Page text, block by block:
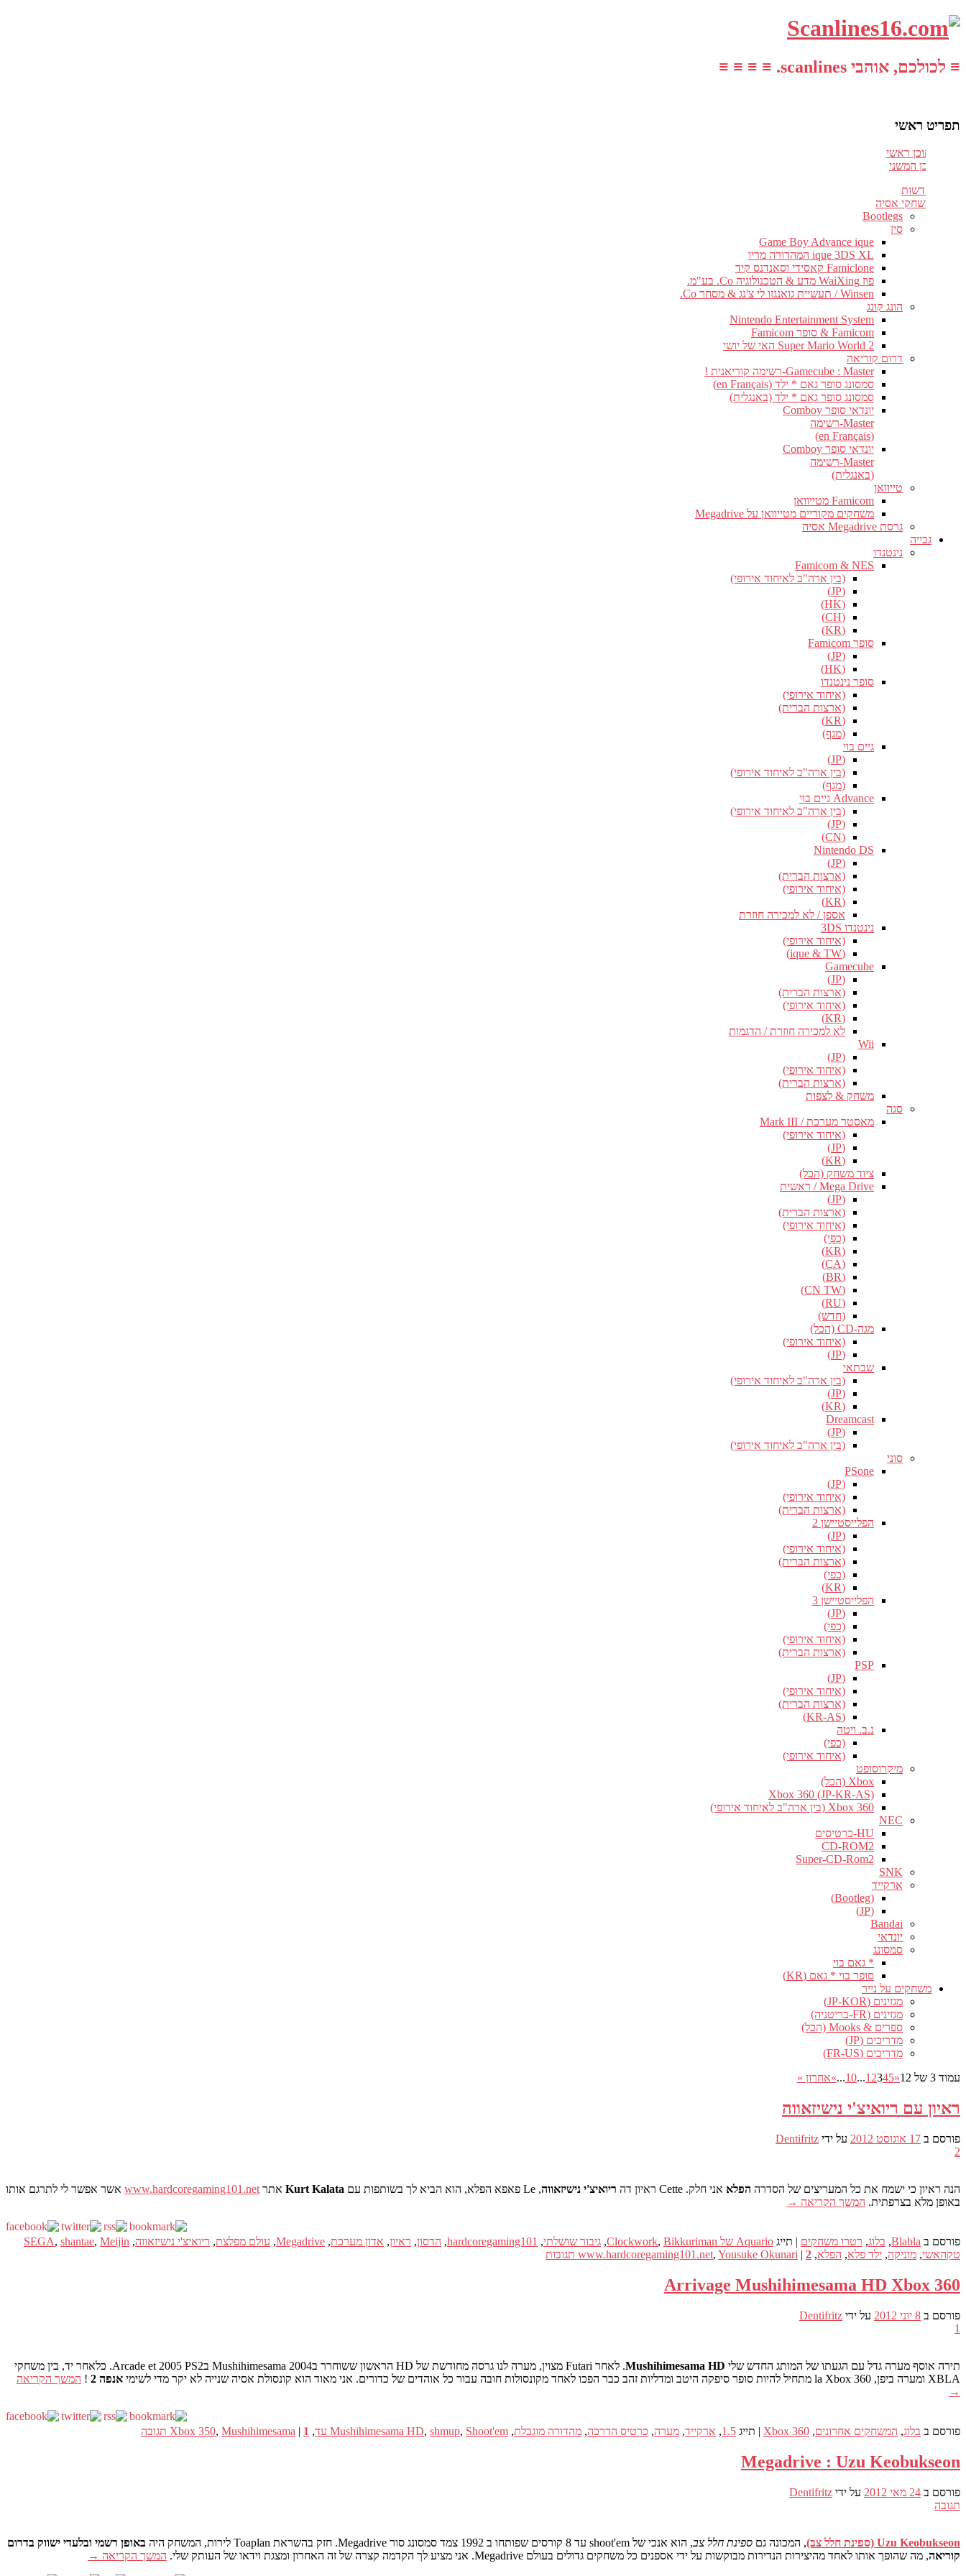
≡ לכולכם, אוהבי scanlines. ≡ ≡ ≡ ≡
תפריט ראשי
עבור לתוכן ראשי
דלג לתוכן המשני
חדשות
משחקי אסיה
Bootlegs
סין
Game Boy Advance ique
ique 3DS XL המהדורה מריו
Famiclone קאסידי וסאנדנס קיד
פוז WaiXing מדע & הטכנולוגיה Co. בע"מ.
Winsen / תעשיית גואנגזו לי צ'נג & מסחר Co.
הונג קונג
Nintendo Entertainment System
Famicom & סופר Famicom
Super Mario World 2 האי של יושי
דרום קוריאה
Gamecube : Master-רשימה קוריאנית !
סמסונג סופר גאם * ילד (en Français)
סמסונג סופר גאם * ילד (באנגלית)
יונדאי סופר Comboy
Master-רשימה
(en Français)
יונדאי סופר Comboy
Master-רשימה
(באנגלית)
טייוואן
Famicom מטייוואן
משחקים מקוריים מטייוואן על Megadrive
גרסת Megadrive אסיה
גבייה
נינטנדו
Famicom & NES
(בין ארה"ב לאיחוד אירופי)
(JP)
(HK)
(CH)
(KR)
סופר Famicom
(JP)
(HK)
סופר נינטנדו
(איחוד אירופי)
(ארצות הברית)
(KR)
(מגף)
גיים בוי
(JP)
(בין ארה"ב לאיחוד אירופי)
(מגף)
Advance גיים בוי
(בין ארה"ב לאיחוד אירופי)
(JP)
(CN)
Nintendo DS
(JP)
(ארצות הברית)
(איחוד אירופי)
(KR)
אספן / לא למכירה חוזרת
נינטנדו 3DS
(איחוד אירופי)
(ique & TW)
Gamecube
(JP)
(ארצות הברית)
(איחוד אירופי)
(KR)
לא למכירה חוזרת / הדגמות
Wii
(JP)
(איחוד אירופי)
(ארצות הברית)
משחק & לצפות
סגה
מאסטר מערכת / Mark III
(איחוד אירופי)
(JP)
(KR)
ציוד משחק (הכל)
Mega Drive / ראשית
(JP)
(ארצות הברית)
(איחוד אירופי)
(כפי)
(KR)
(CA)
(BR)
(CN TW)
(RU)
(חדש)
מגה-CD (הכל)
(איחוד אירופי)
(JP)
שבתאי
(בין ארה"ב לאיחוד אירופי)
(JP)
(KR)
Dreamcast
(JP)
(בין ארה"ב לאיחוד אירופי)
סוני
PSone
(JP)
(איחוד אירופי)
(ארצות הברית)
הפלייסטיישן 2
(JP)
(איחוד אירופי)
(ארצות הברית)
(כפי)
(KR)
הפלייסטיישן 3
(JP)
(כפי)
(איחוד אירופי)
(ארצות הברית)
PSP
(JP)
(איחוד אירופי)
(ארצות הברית)
(KR-AS)
נ.ב. ויטה
(כפי)
(איחוד אירופי)
מיקרוסופט
Xbox (הכל)
Xbox 360 (JP-KR-AS)
Xbox 360 (בין ארה"ב לאיחוד אירופי)
NEC
HU-כרטיסים
CD-ROM2
Super-CD-Rom2
SNK
ארקייד
(Bootleg)
(JP)
Bandai
יונדאי
סמסונג
* גאם בוי
סופר בוי * גאם (KR)
משחקים על נייר
מגזינים (JP-KOR)
מגזינים (FR-בריטניה)
ספרים & Mooks (הכל)
מדריכים (JP)
מדריכים (FR-US)
עמוד 3 של 12
«
1 2345
...
10
...
»אחרון »
ראיון עם ריואיצ'י נישיזאווה
פורסם ב 17 אוגוסט 2012 על ידי Dentifritz
2
הנה ראיון כי ישמח את כל המעריצים של הסדרה הפלא אני חלק. Cette ראיון דה ריואיצ'י נישיזאווה, Le פאפא הפלא, הוא הביא לך בשותפות עם Kurt Kalata אתר www.hardcoregaming101.net אשר אפשר לי לתרגם אותו
באופן מלא בצרפתית. המשך הקריאה →
פורסם ב Blabla
, בלוג, רטרו משחקים | תייג Aquario של Clockwork , Bikkuriman
, גיבור שושלתי,
hardcoregaming101
, הדסון, ראיון, אדון מערכת,
Megadrive
, עולם מפלצת, ריואיצ'י נישיזאווה,
SEGA, shantae, Meijin
טקהאשי, מוניקה, ילד פלא, הפלא,
www.hardcoregaming101.net, Yousuke Okunari | 2 תגובות
Arrivage Mushihimesama HD Xbox 360
פורסם ב 8 יוני 2012 על ידי Dentifritz
1
תירה אוסף מערה גדל עם הגעתו של המותג החדש שלי Mushihimesama HD
. לאחר Futari מצוין, מערה לנו גרסה מחודשת של HD הראשון ששוחרר בMushihimesama 2004 בArcade et 2005 PS2. כלאחר יד, בין משחקי
XBLA ומערה ביפן, la Xbox 360 מתחיל להיות סופר סיפקה היטב ומדליות זהב כבר הפכו לאחד מקונסולות חובה עבור כל אוהדים של כדורים. אני מאוד הוא קונסולת אסיה שנייה לא יקר מדי לשימי
אנפה 2 ! המשך הקריאה
→
פורסם ב בלוג, המשחקים אחרונים,
Xbox 360
| תייג 1.5
, ארקייד, מערה, כרטיס הדרכה, מהדורה מוגבלת,
Mushihimesama HD, shmup, Shoot'em עד ,
Xbox 350, Mushihimesama | 1 תגובה
Megadrive : Uzu Keobukseon
פורסם ב 24 מאי 2012 על ידי Dentifritz
תגובה
Uzu Keobukseon (ספינת חלל צב) , המכונה גם ספינת חלל צב, הוא אנכי של shoot'em עד 8 קורסים שפותחו ב 1992 צמד סמסונג סור Megadrive. חזק בהשראת Toaplan לירות, המשחק היה
באופן רשמי ובלעדי ישווק בדרום
קוריאה, מה שהופך אותו לאחד מהיצירות הנדירות מבוקשות על ידי אספנים כל משחקים גדולים בעולם Megadrive. אני מציע לך הקדמה קצרה של זה האחרון ומצגת וידאו של העותק שלי. המשך הקריאה →